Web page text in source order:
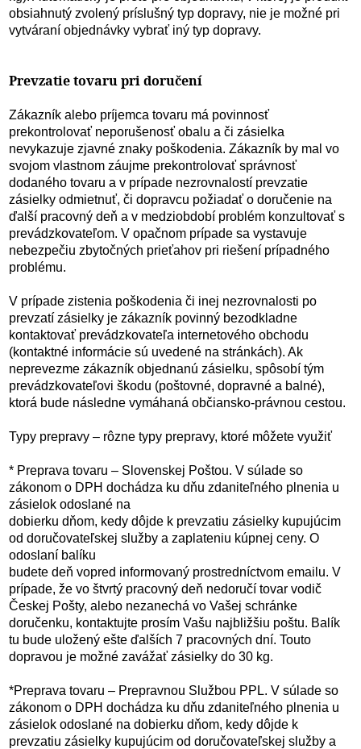
obsiahnutý zvolený príslušný typ dopravy, nie je možné pri
vytváraní objednávky vybrať iný typ dopravy.
Prevzatie tovaru pri doručení
Zákazník alebo príjemca tovaru má povinnosť
prekontrolovať neporušenosť obalu a či zásielka
nevykazuje zjavné znaky poškodenia. Zákazník by mal vo
svojom vlastnom záujme prekontrolovať správnosť
dodaného tovaru a v prípade nezrovnalostí prevzatie
zásielky odmietnuť, či dopravcu požiadať o doručenie na
ďalší pracovný deň a v medziobdobí problém konzultovať s
prevádzkovateľom. V opačnom prípade sa vystavuje
nebezpečiu zbytočných prieťahov pri riešení prípadného
problému.
V prípade zistenia poškodenia či inej nezrovnalosti po
prevzatí zásielky je zákazník povinný bezodkladne
kontaktovať prevádzkovateľa internetového obchodu
(kontaktné informácie sú uvedené na stránkách). Ak
neprevezme zákazník objednanú zásielku, spôsobí tým
prevádzkovateľovi škodu (poštovné, dopravné a balné),
ktorá bude následne vymáhaná občiansko-právnou cestou.
Typy prepravy – rôzne typy prepravy, ktoré môžete využiť
* Preprava tovaru – Slovenskej Poštou. V súlade so
zákonom o DPH dochádza ku dňu zdaniteľného plnenia u
zásielok odoslané na
dobierku dňom, kedy dôjde k prevzatiu zásielky kupujúcim
od doručovateľskej služby a zaplateniu kúpnej ceny. O
odoslaní balíku
budete deň vopred informovaný prostredníctvom emailu. V
prípade, že vo štvrtý pracovný deň nedoručí tovar vodič
Českej Pošty, alebo nezanechá vo Vašej schránke
doručenku, kontaktujte prosím Vašu najbližšiu poštu. Balík
tu bude uložený ešte ďalších 7 pracovných dní. Touto
dopravou je možné zavážať zásielky do 30 kg.
*Preprava tovaru – Prepravnou Službou PPL. V súlade so
zákonom o DPH dochádza ku dňu zdaniteľného plnenia u
zásielok odoslané na dobierku dňom, kedy dôjde k
prevzatiu zásielky kupujúcim od doručovateľskej služby a